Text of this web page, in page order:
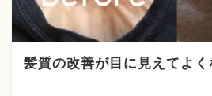
髪質の改善が目に見えてよ